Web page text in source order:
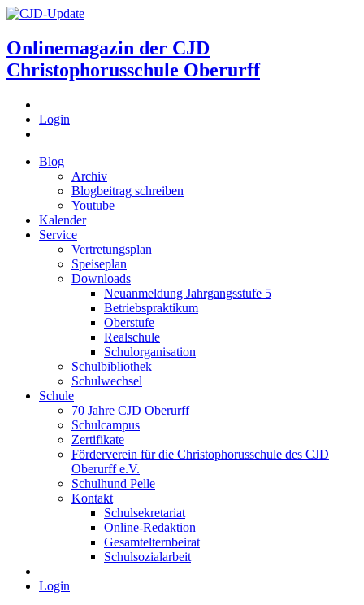
Onlinemagazin der CJD
Christophorusschule Oberurff
Login
Blog
Archiv
Blogbeitrag schreiben
Youtube
Kalender
Service
Vertretungsplan
Speiseplan
Downloads
Neuanmeldung Jahrgangsstufe 5
Betriebspraktikum
Oberstufe
Realschule
Schulorganisation
Schulbibliothek
Schulwechsel
Schule
70 Jahre CJD Oberurff
Schulcampus
Zertifikate
Förderverein für die Christophorusschule des CJD
Oberurff e.V.
Schulhund Pelle
Kontakt
Schulsekretariat
Online-Redaktion
Gesamtelternbeirat
Schulsozialarbeit
Login